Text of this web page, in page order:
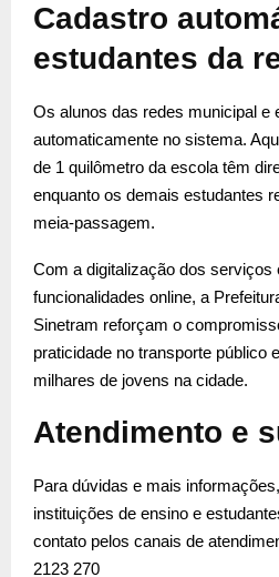
Cadastro
estudantes da
Os alunos das redes municipal e
automaticamente no sistema.
de 1 quilômetro da escola têm
enquanto os demais estudantes
meia-passagem.
Com a digitalização dos serviços
funcionalidades online, a
Sinetram reforçam o
praticidade no transporte público
milhares de jovens na cidade.
Atendimento e
Para dúvidas e mais
instituições de ensino e
contato pelos canais de
2123 270